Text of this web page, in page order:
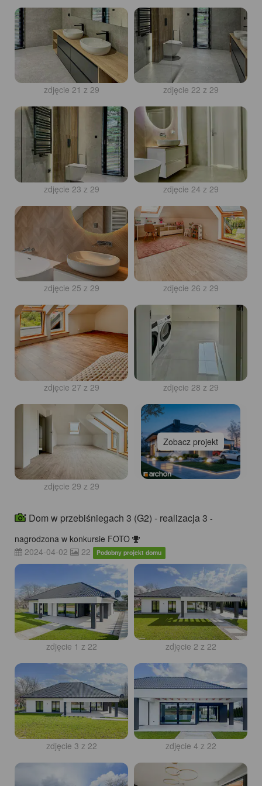
zdjęcie 21 z 29 zdjęcie 22 z 29
zdjęcie 23 z 29 zdjęcie 24 z 29
zdjęcie 25 z 29 zdjęcie 26 z 29
zdjęcie 27 z 29 zdjęcie 28 z 29
zdjęcie 29 z 29
Zobacz projekt
Dom w przebiśniegach 3 (G2) - realizacja 3 -
nagrodzona w konkursie FOTO
2024-04-02
22 Podobny projekt domu
zdjęcie 1 z 22 zdjęcie 2 z 22
zdjęcie 3 z 22 zdjęcie 4 z 22